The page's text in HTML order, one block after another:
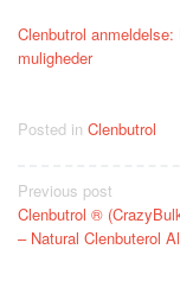
Clenbutrol
muligheder
Posted in Clenbutrol
Post
navigation
Previous post
Clenbutrol ®
– Natural Clenbuterol